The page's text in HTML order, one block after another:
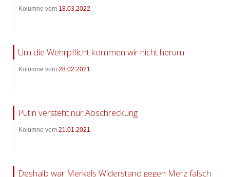
Kolumne vom 18.03.2022
Um die Wehrpflicht kommen wir nicht herum
Kolumne vom 28.02.2021
Putin versteht nur Abschreckung
Kolumne vom 21.01.2021
Deshalb war Merkels Widerstand gegen Merz falsch